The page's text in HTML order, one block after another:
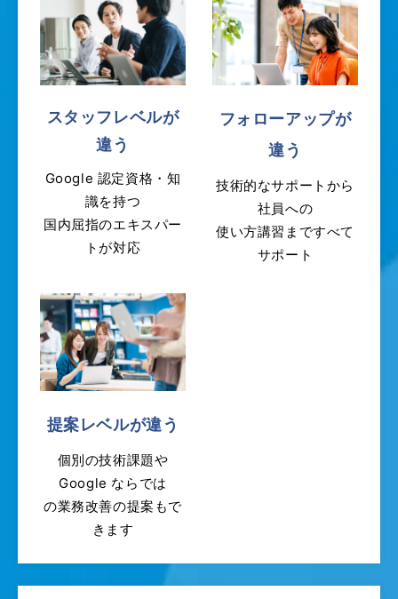
スタッフレベルが
違う
Google 認定資格・知
識を持つ
国内屈指のエキスパー
トが対応
フォローアップが
違う
技術的なサポートから
社員への
使い方講習まですべて
サポート
提案レベルが違う
個別の技術課題や
Google ならでは
の業務改善の提案もで
きます